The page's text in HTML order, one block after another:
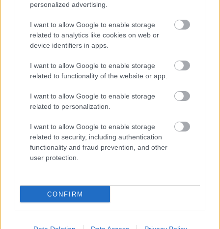
personalized advertising.
I want to allow Google to enable storage
related to analytics like cookies on web or
device identifiers in apps.
I want to allow Google to enable storage
related to functionality of the website or app.
I want to allow Google to enable storage
related to personalization.
I want to allow Google to enable storage
related to security, including authentication
functionality and fraud prevention, and other
user protection.
CONFIRM
hogy egyszerre csak egy dolgon változtass, így
tudod pontosan megmondani, mitől lett jobb vagy
rosszabb az autó” – mondta.
Szerinte a jelenlegi formátumban, ahol nincs
tesztelés és mindössze egy szabadedzés áll
rendelkezésre, különösen kockázatos ennyi új
alkatrészt egyszerre pályára küldeni - írja a
„Nincs meg az a szabadságuk, hogy külön-külön
különböző komponenst szerelsz fel egyszerre,
azzal elképesztően megnehezíted a mérnökök